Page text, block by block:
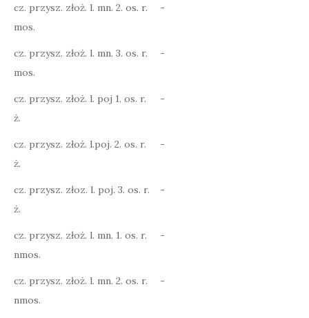
cz. przysz. złoż. l. mn. 2. os. r.
mos.
-
cz. przysz. złoż. l. mn. 3. os. r.
mos.
-
cz. przysz. złoż. l. poj 1. os. r.
ż.
-
cz. przysz. złoż. l.poj. 2. os. r.
ż.
-
cz. przysz. złoz. l. poj. 3. os. r.
ż.
-
cz. przysz. złoż. l. mn. 1. os. r.
nmos.
-
cz. przysz. złoż. l. mn. 2. os. r.
nmos.
-